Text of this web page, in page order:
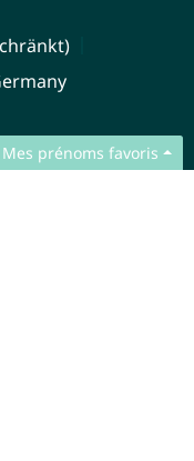
Mes prénoms favoris